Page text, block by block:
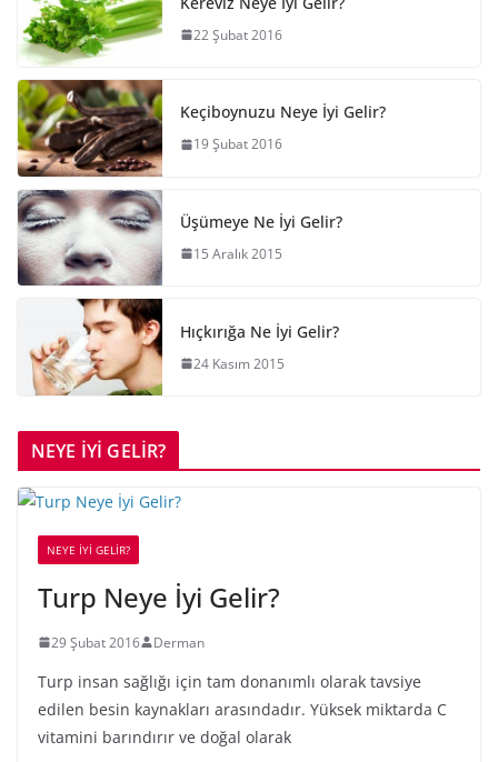
22 Şubat 2016
Keçiboynuzu Neye İyi Gelir?
19 Şubat 2016
Üşümeye Ne İyi Gelir?
15 Aralık 2015
Hıçkırığa Ne İyi Gelir?
24 Kasım 2015
NEYE İYİ GELİR?
NEYE İYİ GELİR?
Turp Neye İyi Gelir?
29 Şubat 2016 Derman
Turp insan sağlığı için tam donanımlı olarak tavsiye
edilen besin kaynakları arasındadır. Yüksek miktarda C
vitamini barındırır ve doğal olarak